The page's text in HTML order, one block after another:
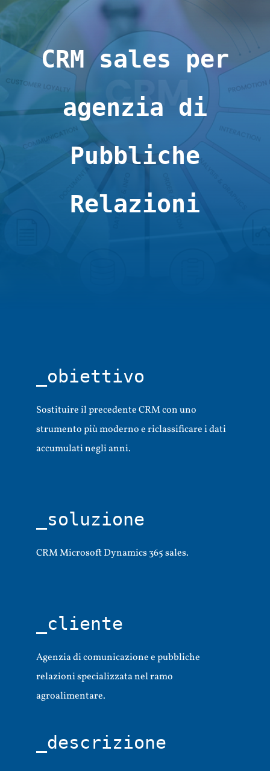
>casi_studio
CRM sales per
agenzia di
Pubbliche
Relazioni
_obiettivo
Sostituire il precedente CRM con uno
strumento più moderno e riclassificare i dati
accumulati negli anni.
_soluzione
CRM Microsoft Dynamics 365 sales.
_cliente
Agenzia di comunicazione e pubbliche
relazioni specializzata nel ramo
agroalimentare.
_descrizione